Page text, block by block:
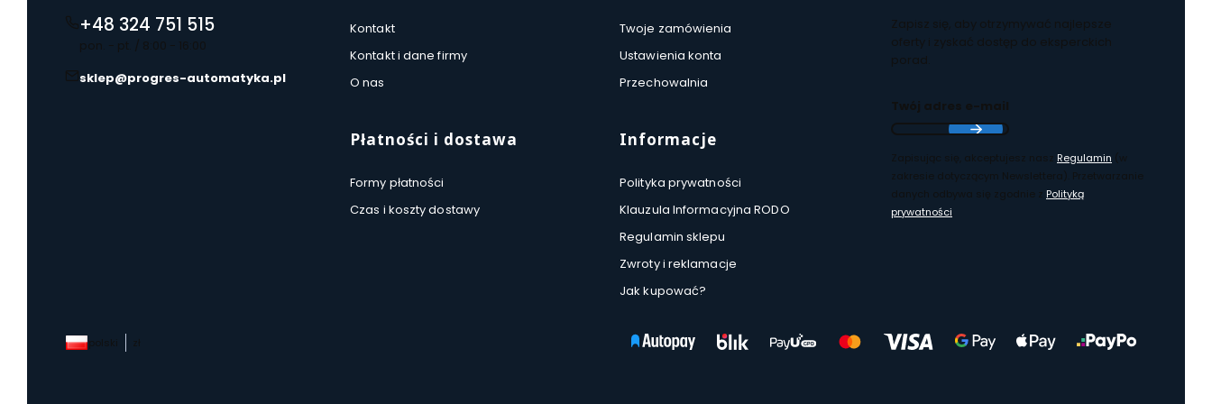
+48 324 751 515
pon. - pt. / 8:00 - 16:00
sklep@progres-automatyka.pl
Kontakt
Kontakt i dane firmy
O nas
Twoje zamówienia
Ustawienia konta
Przechowalnia
Płatności i dostawa
Formy płatności
Czas i koszty dostawy
Informacje
Polityka prywatności
Klauzula Informacyjna RODO
Regulamin sklepu
Zwroty i reklamacje
Jak kupować?
Zapisz się, aby otrzymywać najlepsze
oferty i zyskać dostęp do eksperckich
porad.
Twój adres e-mail
Zapisując się, akceptujesz nasz Regulamin (w
zakresie dotyczącym Newslettera). Przetwarzanie
danych odbywa się zgodnie z Polityką
prywatności
polski zł